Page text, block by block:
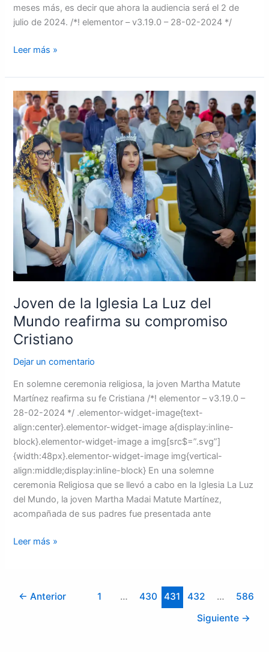
meses más, es decir que ahora la audiencia será el 2 de
julio de 2024. /*! elementor – v3.19.0 – 28-02-2024 */
Leer más »
Joven de la Iglesia La Luz del
Mundo reafirma su compromiso
Cristiano
Dejar un comentario
En solemne ceremonia religiosa, la joven Martha Matute
Martínez reafirma su fe Cristiana /*! elementor – v3.19.0 –
28-02-2024 */ .elementor-widget-image{text-
align:center}.elementor-widget-image a{display:inline-
block}.elementor-widget-image a img[src$=”.svg”]
{width:48px}.elementor-widget-image img{vertical-
align:middle;display:inline-block} En una solemne
ceremonia Religiosa que se llevó a cabo en la Iglesia La Luz
del Mundo, la joven Martha Madai Matute Martínez,
acompañada de sus padres fue presentada ante
Joven
de
la
Iglesia
La
Luz
del
Mundo
reafirma
su
compromiso
Cristiano
Leer más »
← Anterior 1 … 430 431 432 …
586
Siguiente →